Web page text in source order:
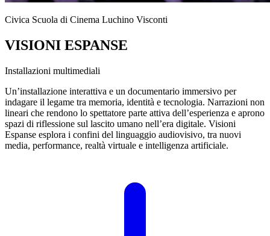
Civica Scuola di Cinema Luchino Visconti
VISIONI ESPANSE
Installazioni multimediali
Un’installazione interattiva e un documentario immersivo per
indagare il legame tra memoria, identità e tecnologia. Narrazioni non
lineari che rendono lo spettatore parte attiva dell’esperienza e aprono
spazi di riflessione sul lascito umano nell’era digitale. Visioni
Espanse esplora i confini del linguaggio audiovisivo, tra nuovi
media, performance, realtà virtuale e intelligenza artificiale.